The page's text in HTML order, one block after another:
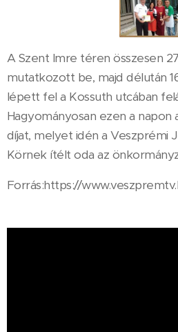
A Szent Imre téren összesen
mutatkozott be, majd délután
lépett fel a Kossuth utcában
Hagyományosan ezen a napon
díjat, melyet idén a Veszprémi
Körnek ítélt oda az
Forrás:https://